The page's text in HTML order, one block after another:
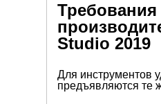
Требования
Studio 2019
Для инструментов
предъявляются те